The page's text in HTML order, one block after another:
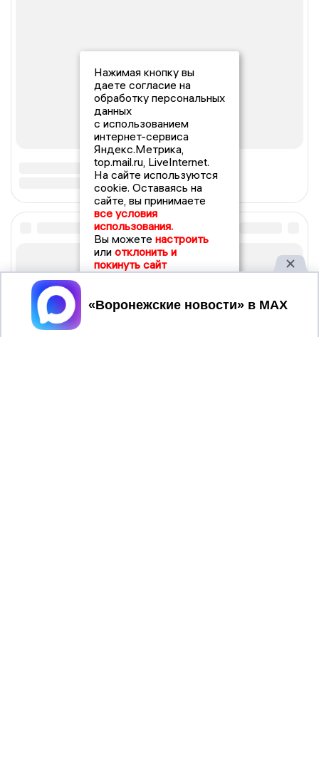
Нажимая кнопку вы
даете согласие на
обработку персональных
данных
с использованием
интернет-сервиса
Яндекс.Метрика,
top.mail.ru, LiveInternet.
На сайте используются
cookie. Оставаясь на
сайте, вы принимаете
все условия
использования.
Вы можете настроить
или отклонить и
покинуть сайт
Принять